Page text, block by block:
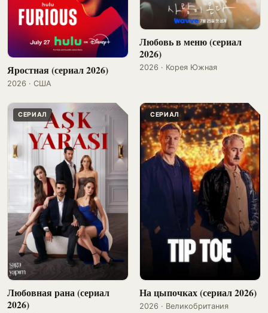
Яростная (сериал 2026)
2026 · США
Любовь в меню (сериал
2026)
2026 · Корея Южная
СЕРИАЛ
Любовная рана (сериал
2026)
СЕРИАЛ
На цыпочках (сериал 2026)
2026 · Великобритания